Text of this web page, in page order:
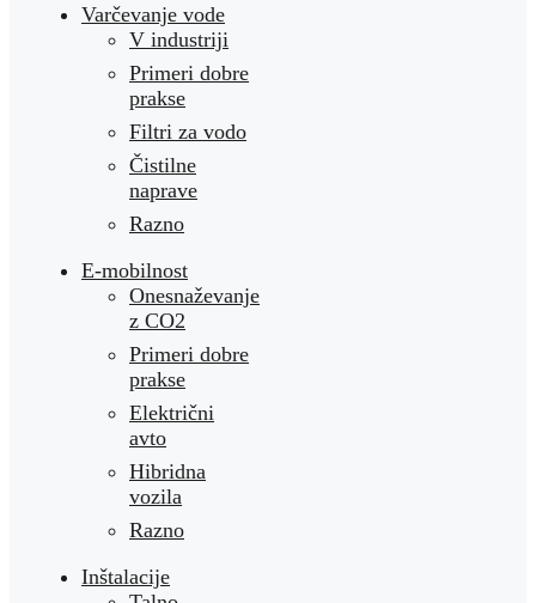
Varčevanje vode
V industriji
Primeri dobre
prakse
Filtri za vodo
Čistilne
naprave
Razno
E-mobilnost
Onesnaževanje
z CO2
Primeri dobre
prakse
Električni
avto
Hibridna
vozila
Razno
Inštalacije